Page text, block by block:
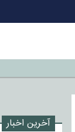
آخرین اخبار